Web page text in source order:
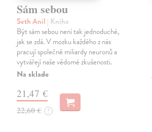
Sám sebou
Seth Anil | Kniha
Být sám sebou není tak jednoduché,
jak se zdá. V mozku každého z nás
pracují společně miliardy neuronů a
vytvářejí naše vědomé zkušenosti.
Na sklade
21,47 €
22,60 € ?